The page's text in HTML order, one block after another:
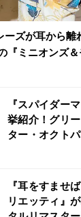
ーズが耳から
『ミニオンズ
『スパイダー
挙紹介！グリ
ター・オクト
『耳をすませ
リエッティ』